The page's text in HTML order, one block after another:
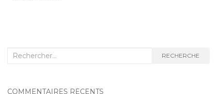
RECHERCHE
COMMENTAIRES RÉCENTS